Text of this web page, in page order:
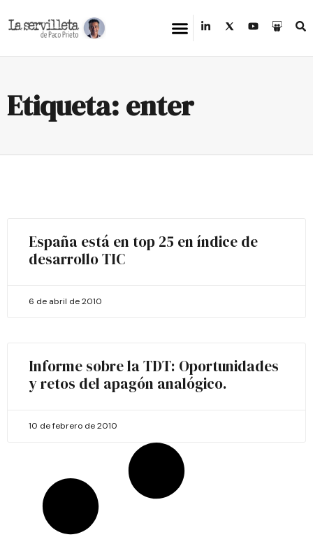
Etiqueta: enter
España está en top 25 en índice de
desarrollo TIC
6 de abril de 2010
Informe sobre la TDT: Oportunidades
y retos del apagón analógico.
10 de febrero de 2010